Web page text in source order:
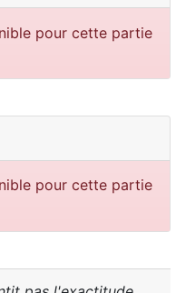
pour cette partie
pour cette partie